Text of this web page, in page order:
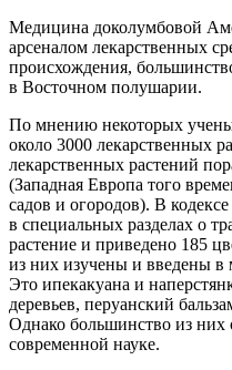
Медицина доколумбовой
арсеналом лекарственных
происхождения,
в Восточном полушарии.
По мнению некоторых
около 3000 лекарственных
лекарственных растений
(Западная Европа того
садов и огородов). В
в специальных разделах о
растение и приведено 185
из них изучены и введены
Это ипекакуана и
деревьев, перуанский
Однако большинство из них
современной науке.